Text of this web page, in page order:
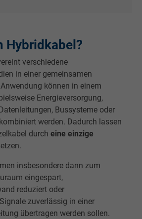
Hybridkabel?
verschiedene
in einer gemeinsamen
können in einem
Energieversorgung,
Bussysteme oder
werden. Dadurch lassen
durch eine einzige
insbesondere dann zum
eingespart,
reduziert oder
zuverlässig in einer
übertragen werden sollen.